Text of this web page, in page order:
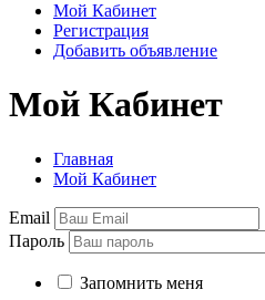
Мой Кабинет
Регистрация
Добавить объявление
Мой Кабинет
Главная
Мой Кабинет
Email
Пароль
Запомнить меня